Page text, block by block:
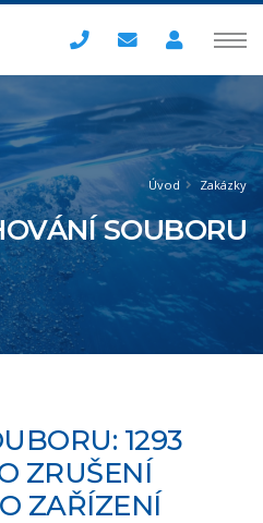
Úvod Zakázky
SOUBORU
1293
ZRUŠENÍ
ZAŘÍZENÍ